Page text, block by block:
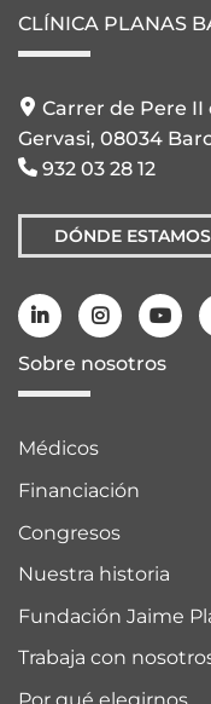
CLÍNICA PLANAS
Carrer de Pere II
Gervasi, 08034
932 03 28 12
DÓNDE ESTAMOS
Sobre nosotros
Médicos
Financiación
Congresos
Nuestra historia
Fundación Jaime
Trabaja con